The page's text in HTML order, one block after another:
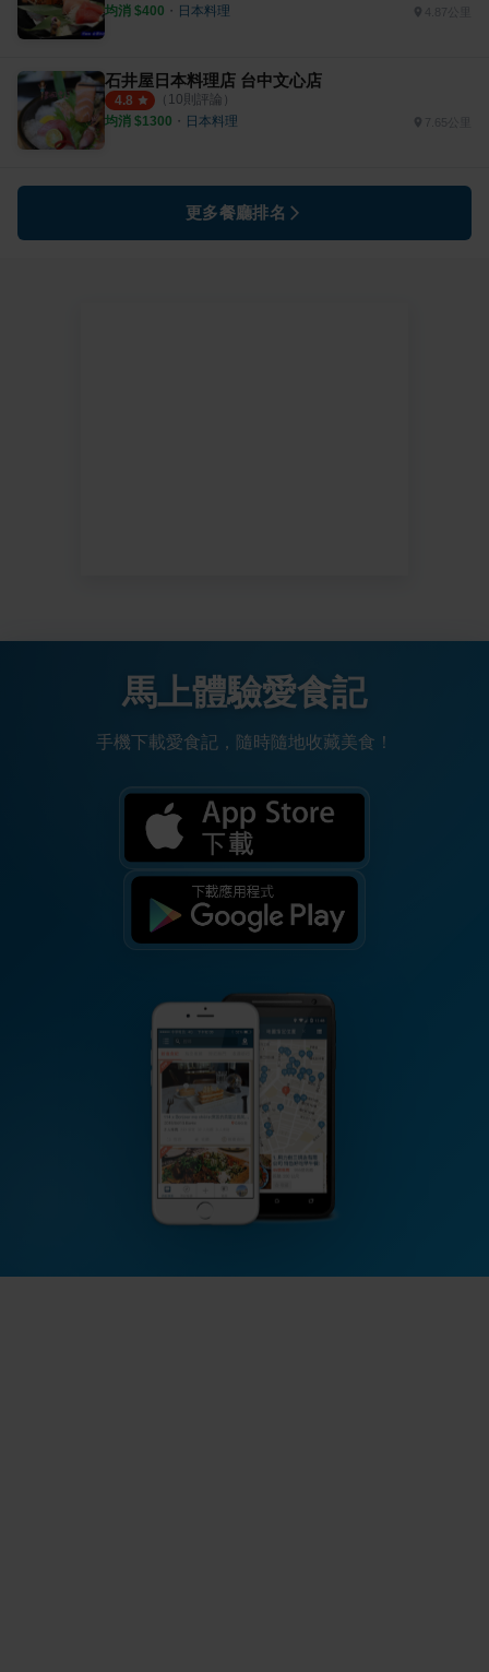
均消 $400 ・ 日本料理 4.87公里
石井屋日本料理店 台中文心店
4.8 （ 10則評論）
均消 $1300 ・ 日本料理 7.65公里
更多餐廳排名
馬上體驗愛食記
手機下載愛食記，隨時隨地收藏美食！